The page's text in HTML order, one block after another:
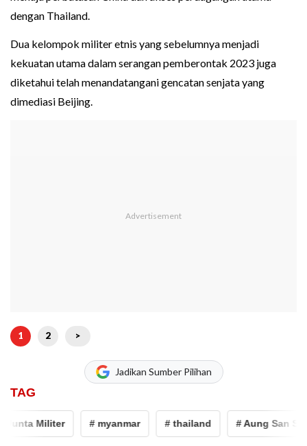
dengan Thailand.
Dua kelompok militer etnis yang sebelumnya menjadi
kekuatan utama dalam serangan pemberontak 2023 juga
diketahui telah menandatangani gencatan senjata yang
dimediasi Beijing.
1 2 >
Jadikan Sumber Pilihan
TAG
Militer # myanmar # thailand # Aung San Suu